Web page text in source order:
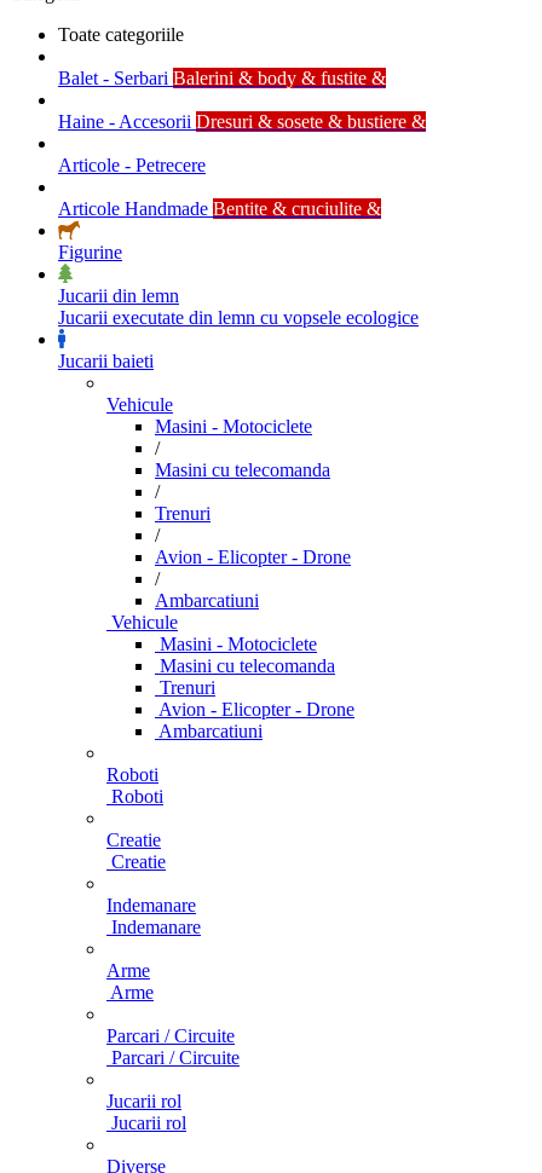
Toate categoriile
Balet - Serbari Balerini & body & fustite &
Haine - Accesorii Dresuri & sosete & bustiere &
Articole - Petrecere
Articole Handmade Bentite & cruciulite &
Figurine
Jucarii din lemn
Jucarii executate din lemn cu vopsele ecologice
Jucarii baieti
Vehicule
Masini - Motociclete
/
Masini cu telecomanda
/
Trenuri
/
Avion - Elicopter - Drone
/
Ambarcatiuni
Vehicule
Masini - Motociclete
Masini cu telecomanda
Trenuri
Avion - Elicopter - Drone
Ambarcatiuni
Roboti
Roboti
Creatie
Creatie
Indemanare
Indemanare
Arme
Arme
Parcari / Circuite
Parcari / Circuite
Jucarii rol
Jucarii rol
Diverse